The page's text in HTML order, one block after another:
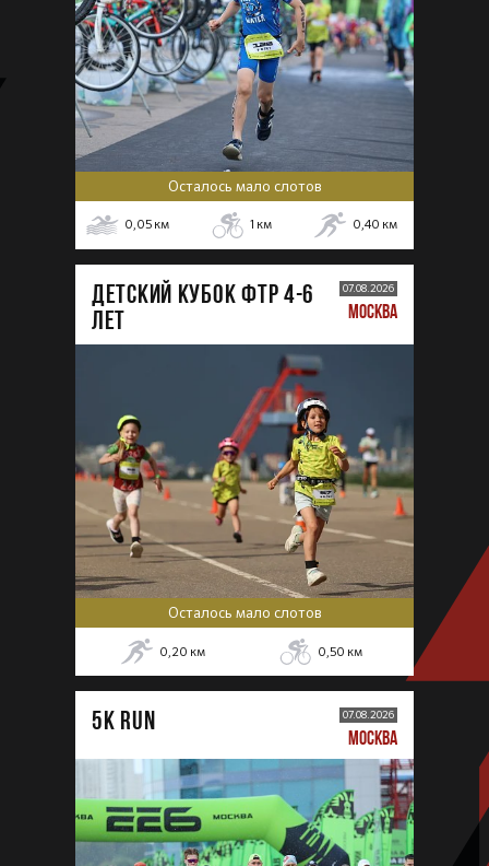
Осталось мало слотов
0,05 км 1 км 0,40 км
ДЕТСКИЙ КУБОК ФТР 4-6
лет
07.08.2026
МОСКВА
Осталось мало слотов
0,20 км 0,50 км
5К RUN 07.08.2026
МОСКВА